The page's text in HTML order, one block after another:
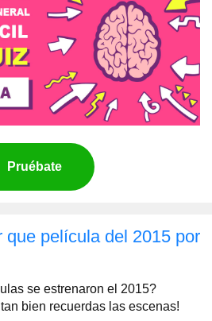
Pruébate
que película del 2015 por
se estrenaron el 2015?
bien recuerdas las escenas!